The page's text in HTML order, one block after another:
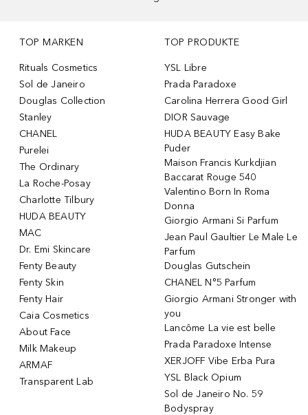
TOP MARKEN
Rituals Cosmetics
Sol de Janeiro
Douglas Collection
Stanley
CHANEL
Purelei
The Ordinary
La Roche-Posay
Charlotte Tilbury
HUDA BEAUTY
MAC
Dr. Emi Skincare
Fenty Beauty
Fenty Skin
Fenty Hair
Caia Cosmetics
About Face
Milk Makeup
ARMAF
Transparent Lab
TOP PRODUKTE
YSL Libre
Prada Paradoxe
Carolina Herrera Good Girl
DIOR Sauvage
HUDA BEAUTY Easy Bake
Puder
Maison Francis Kurkdjian
Baccarat Rouge 540
Valentino Born In Roma
Donna
Giorgio Armani Si Parfum
Jean Paul Gaultier Le Male Le
Parfum
Douglas Gutschein
CHANEL N°5 Parfum
Giorgio Armani Stronger with
you
Lancôme La vie est belle
Prada Paradoxe Intense
XERJOFF Vibe Erba Pura
YSL Black Opium
Sol de Janeiro No. 59
Bodyspray